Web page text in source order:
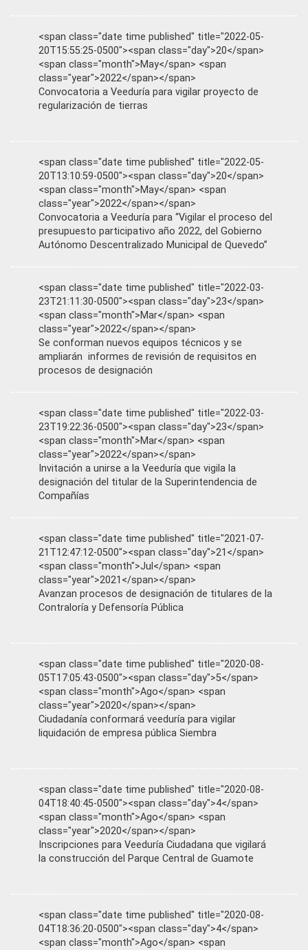
<span class="date time published" title="2022-05-
20T15:55:25-0500"><span class="day">20</span>
<span class="month">May</span> <span
class="year">2022</span></span>
Convocatoria a Veeduría para vigilar proyecto de
regularización de tierras
<span class="date time published" title="2022-05-
20T13:10:59-0500"><span class="day">20</span>
<span class="month">May</span> <span
class="year">2022</span></span>
Convocatoria a Veeduría para “Vigilar el proceso del
presupuesto participativo año 2022, del Gobierno
Autónomo Descentralizado Municipal de Quevedo”
<span class="date time published" title="2022-03-
23T21:11:30-0500"><span class="day">23</span>
<span class="month">Mar</span> <span
class="year">2022</span></span>
Se conforman nuevos equipos técnicos y se
ampliarán informes de revisión de requisitos en
procesos de designación
<span class="date time published" title="2022-03-
23T19:22:36-0500"><span class="day">23</span>
<span class="month">Mar</span> <span
class="year">2022</span></span>
Invitación a unirse a la Veeduría que vigila la
designación del titular de la Superintendencia de
Compañías
<span class="date time published" title="2021-07-
21T12:47:12-0500"><span class="day">21</span>
<span class="month">Jul</span> <span
class="year">2021</span></span>
Avanzan procesos de designación de titulares de la
Contraloría y Defensoría Pública
<span class="date time published" title="2020-08-
05T17:05:43-0500"><span class="day">5</span>
<span class="month">Ago</span> <span
class="year">2020</span></span>
Ciudadanía conformará veeduría para vigilar
liquidación de empresa pública Siembra
<span class="date time published" title="2020-08-
04T18:40:45-0500"><span class="day">4</span>
<span class="month">Ago</span> <span
class="year">2020</span></span>
Inscripciones para Veeduría Ciudadana que vigilará
la construcción del Parque Central de Guamote
<span class="date time published" title="2020-08-
04T18:36:20-0500"><span class="day">4</span>
<span class="month">Ago</span> <span